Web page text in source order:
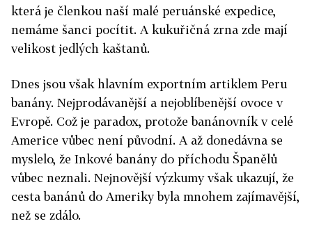
která je členkou naší malé peruánské expedice,
nemáme šanci pocítit. A kukuřičná zrna zde mají
velikost jedlých kaštanů.
Dnes jsou však hlavním exportním artiklem Peru
banány. Nejprodávanější a nejoblíbenější ovoce v
Evropě. Což je paradox, protože banánovník v celé
Americe vůbec není původní. A až donedávna se
myslelo, že Inkové banány do příchodu Španělů
vůbec neznali. Nejnovější výzkumy však ukazují, že
cesta banánů do Ameriky byla mnohem zajímavější,
než se zdálo.